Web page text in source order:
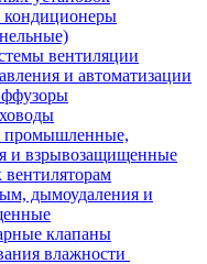
кондиционеры
вентиляции
и автоматизации
промышленные,
и взрывозащищенные
вентиляторам
дымоудаления и
клапаны
влажности